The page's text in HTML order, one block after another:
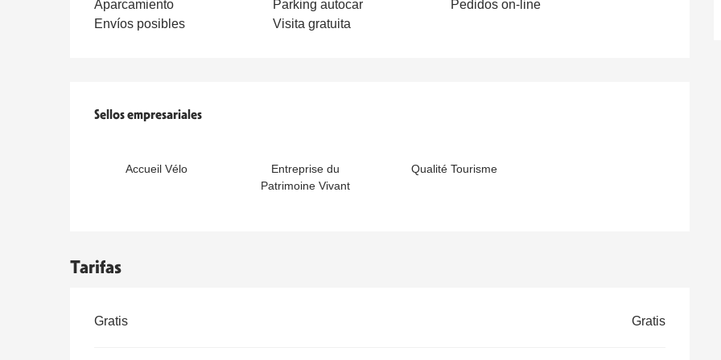
Aparcamiento Parking autocar
Pedidos on-line
Envíos posibles
Visita gratuita
Oferta de prestaciones
Sellos empresariales
Sellos empresariales
Accueil Vélo
Entreprise du
Patrimoine Vivant
Qualité Tourisme
Tarifas
Tarifas 2026
Gratis Gratis